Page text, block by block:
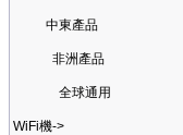
中東產品
非洲產品
全球通用
WiFi機->